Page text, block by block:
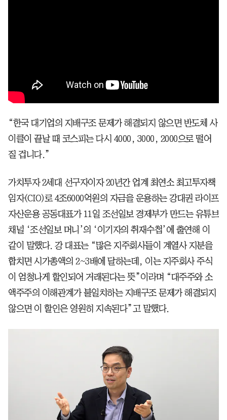
“한국 대기업의 지배구조 문제가 해결되지 않으면 반도체 사
이클이 끝날 때 코스피는 다시 4000, 3000, 2000으로 떨어
질 겁니다.”
가치투자 2세대 선구자이자 20년간 업계 최연소 최고투자책
임자(CIO)로 4조6000억원의 자금을 운용하는 강대권 라이프
자산운용 공동대표가 11일 조선일보 경제부가 만드는 유튜브
채널 ‘조선일보 머니’의 ‘이기자의 취재수첩’에 출연해 이
같이 말했다. 강 대표는 “많은 지주회사들이 계열사 지분을
합치면 시가총액의 2~3배에 달하는데, 이는 지주회사 주식
이 엄청나게 할인되어 거래된다는 뜻”이라며 “대주주와 소
액주주의 이해관계가 불일치하는 지배구조 문제가 해결되지
않으면 이 할인은 영원히 지속된다”고 말했다.